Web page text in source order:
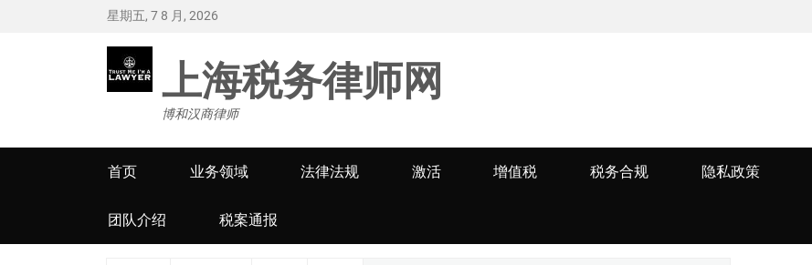
星期五, 7 8 月, 2026
上海税务律师网
博和汉商律师
Primary
menu
首页 业务领域 法律法规 激活 增值税 税务合规 隐私政策
团队介绍 税案通报